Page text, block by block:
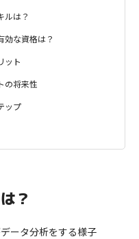
ルは？
効な資格は？
ット
の将来性
ップ
？